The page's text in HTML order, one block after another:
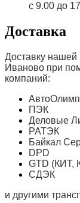
с 9.00 до
Доставка
Доставку нашей
Иваново при
компаний:
АвтоОлимп
ПЭК
Деловые
РАТЭК
Байкал
DPD
GTD (КИТ,
СДЭК
и другими